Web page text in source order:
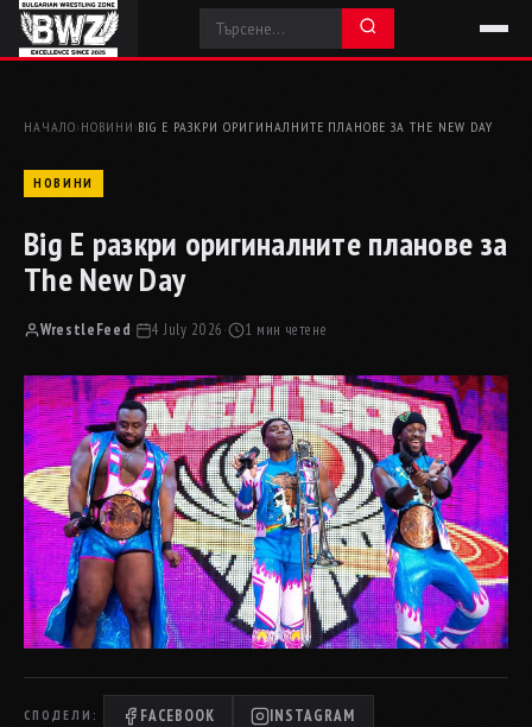
НАЧАЛО› НОВИНИ ›BIG E РАЗКРИ ОРИГИНАЛНИТЕ ПЛАНОВЕ ЗА THE NEW DAY
НОВИНИ
Big E разкри оригиналните планове за
The New Day
WrestleFeed· 4 July 2026· 1 мин четене
СПОДЕЛИ: FACEBOOK INSTAGRAM